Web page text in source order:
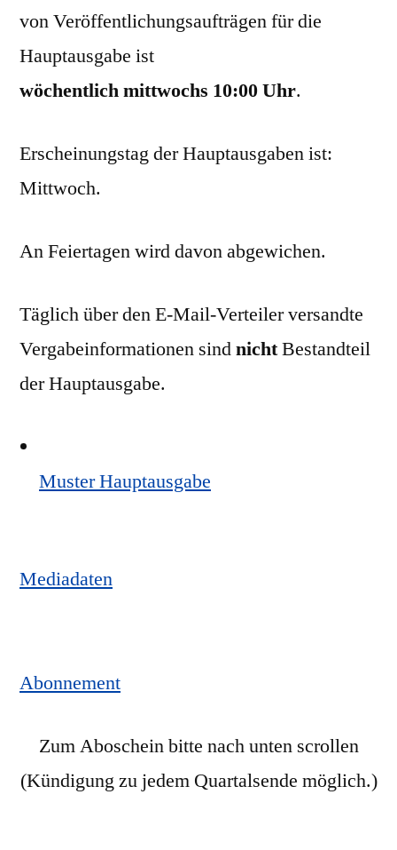
von Veröffentlichungsaufträgen für die
Hauptausgabe ist
wöchentlich mittwochs 10:00 Uhr.
Erscheinungstag der Hauptausgaben ist:
Mittwoch.
An Feiertagen wird davon abgewichen.
Täglich über den E-Mail-Verteiler versandte
Vergabeinformationen sindnichtBestandteil
der Hauptausgabe.
Muster Hauptausgabe
Mediadaten
Abonnement
Zum Aboschein bitte nach unten scrollen
(Kündigung zu jedem Quartalsende möglich.)